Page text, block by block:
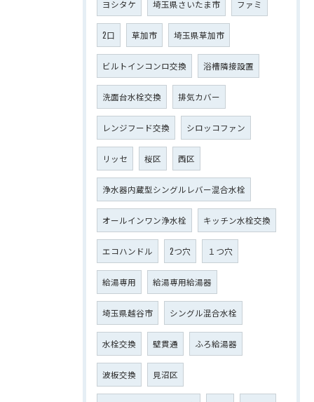
ヨシタケ 埼玉県さいたま市 ファミ
2口 草加市 埼玉県草加市
ビルトインコンロ交換 浴槽隣接設置
洗面台水栓交換 排気カバー
レンジフード交換 シロッコファン
リッセ 桜区 西区
浄水器内蔵型シングルレバー混合水栓
オールインワン浄水栓 キッチン水栓交換
エコハンドル 2つ穴 １つ穴
給湯専用 給湯専用給湯器
埼玉県越谷市 シングル混合水栓
水栓交換 壁貫通 ふろ給湯器
波板交換 見沼区